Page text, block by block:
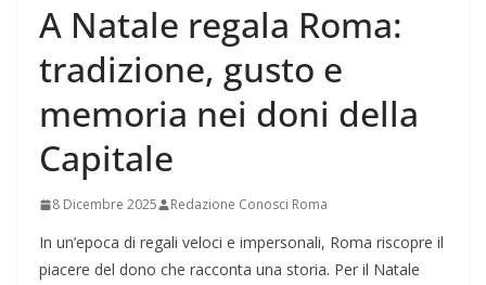
A Natale regala Roma:
tradizione, gusto e
memoria nei doni della
Capitale
8 Dicembre 2025 Redazione Conosci Roma
In un’epoca di regali veloci e impersonali, Roma riscopre il
piacere del dono che racconta una storia. Per il Natale